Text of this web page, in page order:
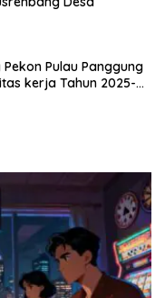
Pekon Pulau Panggung
kerja Tahun 2025-